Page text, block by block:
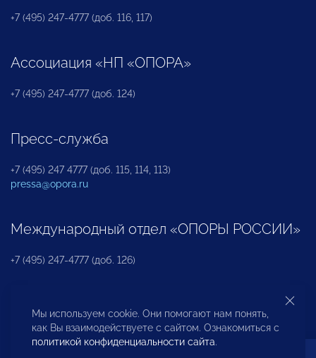
+7 (495) 247-4777 (доб. 116, 117)
Ассоциация «НП «ОПОРА»
+7 (495) 247-4777 (доб. 124)
Пресс-служба
+7 (495) 247 4777 (доб. 115, 114, 113)
pressa@opora.ru
Международный отдел «ОПОРЫ РОССИИ»
+7 (495) 247-4777 (доб. 126)
Бюро по защите прав предпринимателей и
инвесторов
Мы используем cookie. Они помогают нам понять,
как Вы взаимодействуете с сайтом. Ознакомиться с
политикой конфиденциальности сайта.